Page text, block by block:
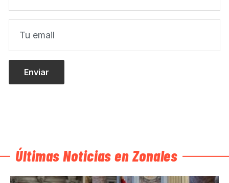
Últimas Noticias en Zonales